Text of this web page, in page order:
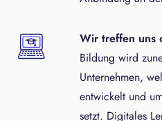
Wir treffen uns
Bildung wird
Unternehmen,
entwickelt und
setzt. Digitales